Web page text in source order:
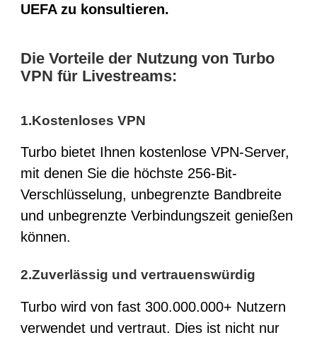
UEFA zu konsultieren.
Die Vorteile der Nutzung von Turbo
VPN für Livestreams:
1.Kostenloses VPN
Turbo bietet Ihnen kostenlose VPN-Server,
mit denen Sie die höchste 256-Bit-
Verschlüsselung, unbegrenzte Bandbreite
und unbegrenzte Verbindungszeit genießen
können.
2.Zuverlässig und vertrauenswürdig
Turbo wird von fast 300.000.000+ Nutzern
verwendet und vertraut. Dies ist nicht nur